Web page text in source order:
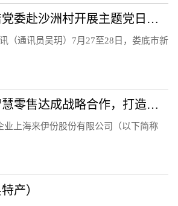
娄底市新华书店党委赴沙洲村开展主题党日活动
（通讯员吴玥）7月27至28日，娄底市新
来伊份与腾讯智慧零售达成战略合作，打造零售业数字化新标杆
业上海来伊份股份有限公司（以下简称
产）